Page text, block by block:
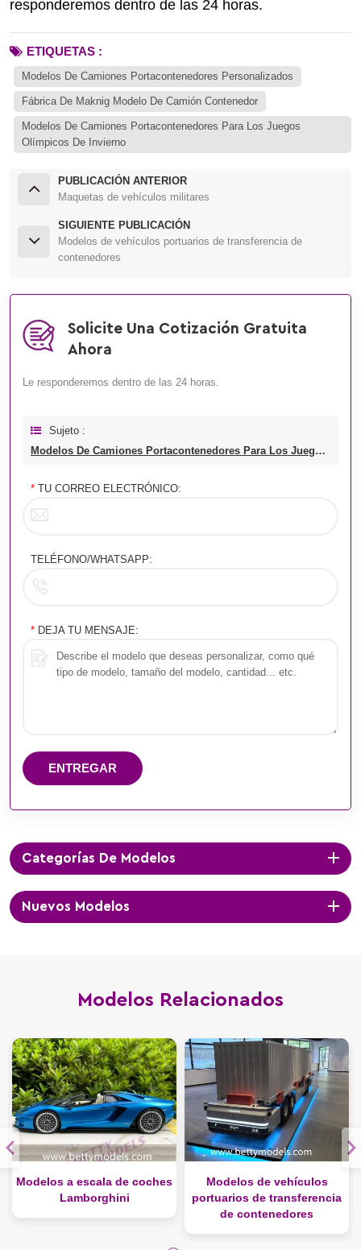
responderemos dentro de las 24 horas.
ETIQUETAS :
Modelos De Camiones Portacontenedores Personalizados
Fábrica De Maknig Modelo De Camión Contenedor
Modelos De Camiones Portacontenedores Para Los Juegos
Olímpicos De Invierno
PUBLICACIÓN ANTERIOR
Maquetas de vehículos militares
SIGUIENTE PUBLICACIÓN
Modelos de vehículos portuarios de transferencia de
contenedores
Solicite Una Cotización Gratuita
Ahora
Le responderemos dentro de las 24 horas.
Sujeto :
Modelos De Camiones Portacontenedores Para Los Juegos Olímpicos De Invierno
* TU CORREO ELECTRÓNICO:
TELÉFONO/WHATSAPP:
* DEJA TU MENSAJE:
ENTREGAR
Categorías De Modelos
Nuevos Modelos
Modelos Relacionados
Modelos de vehículos
portuarios de transferencia
Modelos topográficos de
villas de Canadá